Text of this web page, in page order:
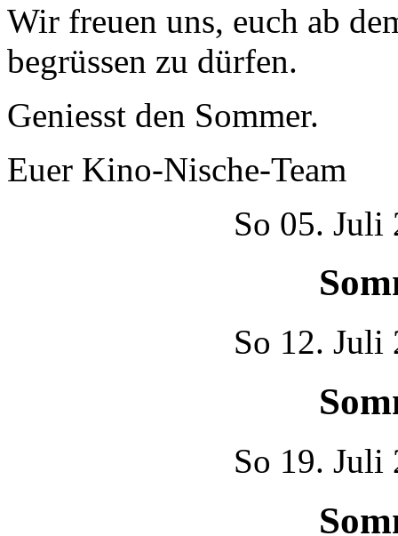
Wir freuen uns, euch ab
begrüssen zu dürfen.
Geniesst den Sommer.
Euer Kino-Nische-Team
So 05. Juli
So 12. Juli
So 19. Juli